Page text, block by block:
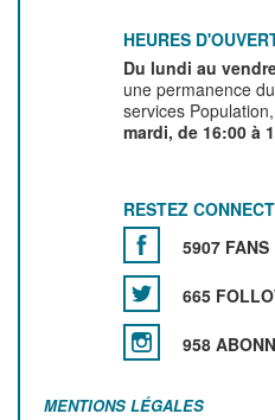
HEURES
Du lundi au
une permanence
services
mardi, de 16:00 à
RESTEZ
5907 FANS
665
958
MENTIONS LÉGALES